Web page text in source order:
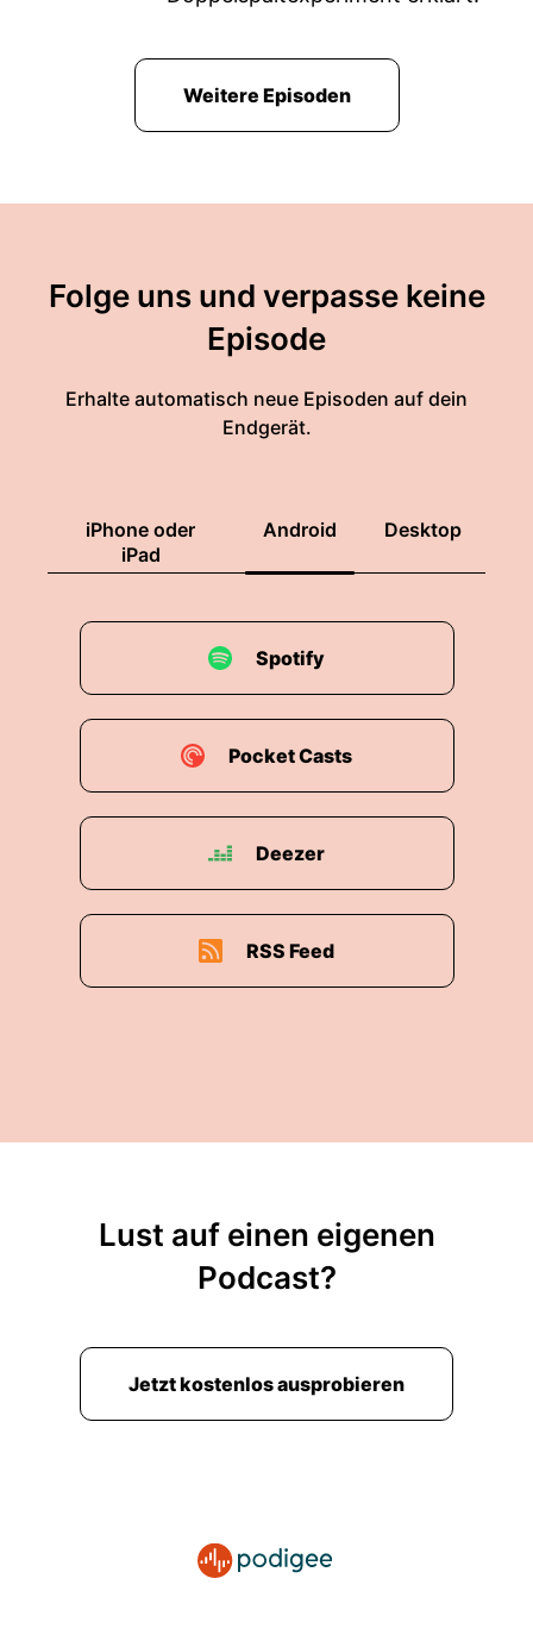
Weitere Episoden
Folge uns und verpasse keine
Episode
Erhalte automatisch neue Episoden auf dein
Endgerät.
iPhone oder
iPad
Android Desktop
Spotify
Pocket Casts
Deezer
RSS Feed
Lust auf einen eigenen
Podcast?
Jetzt kostenlos ausprobieren